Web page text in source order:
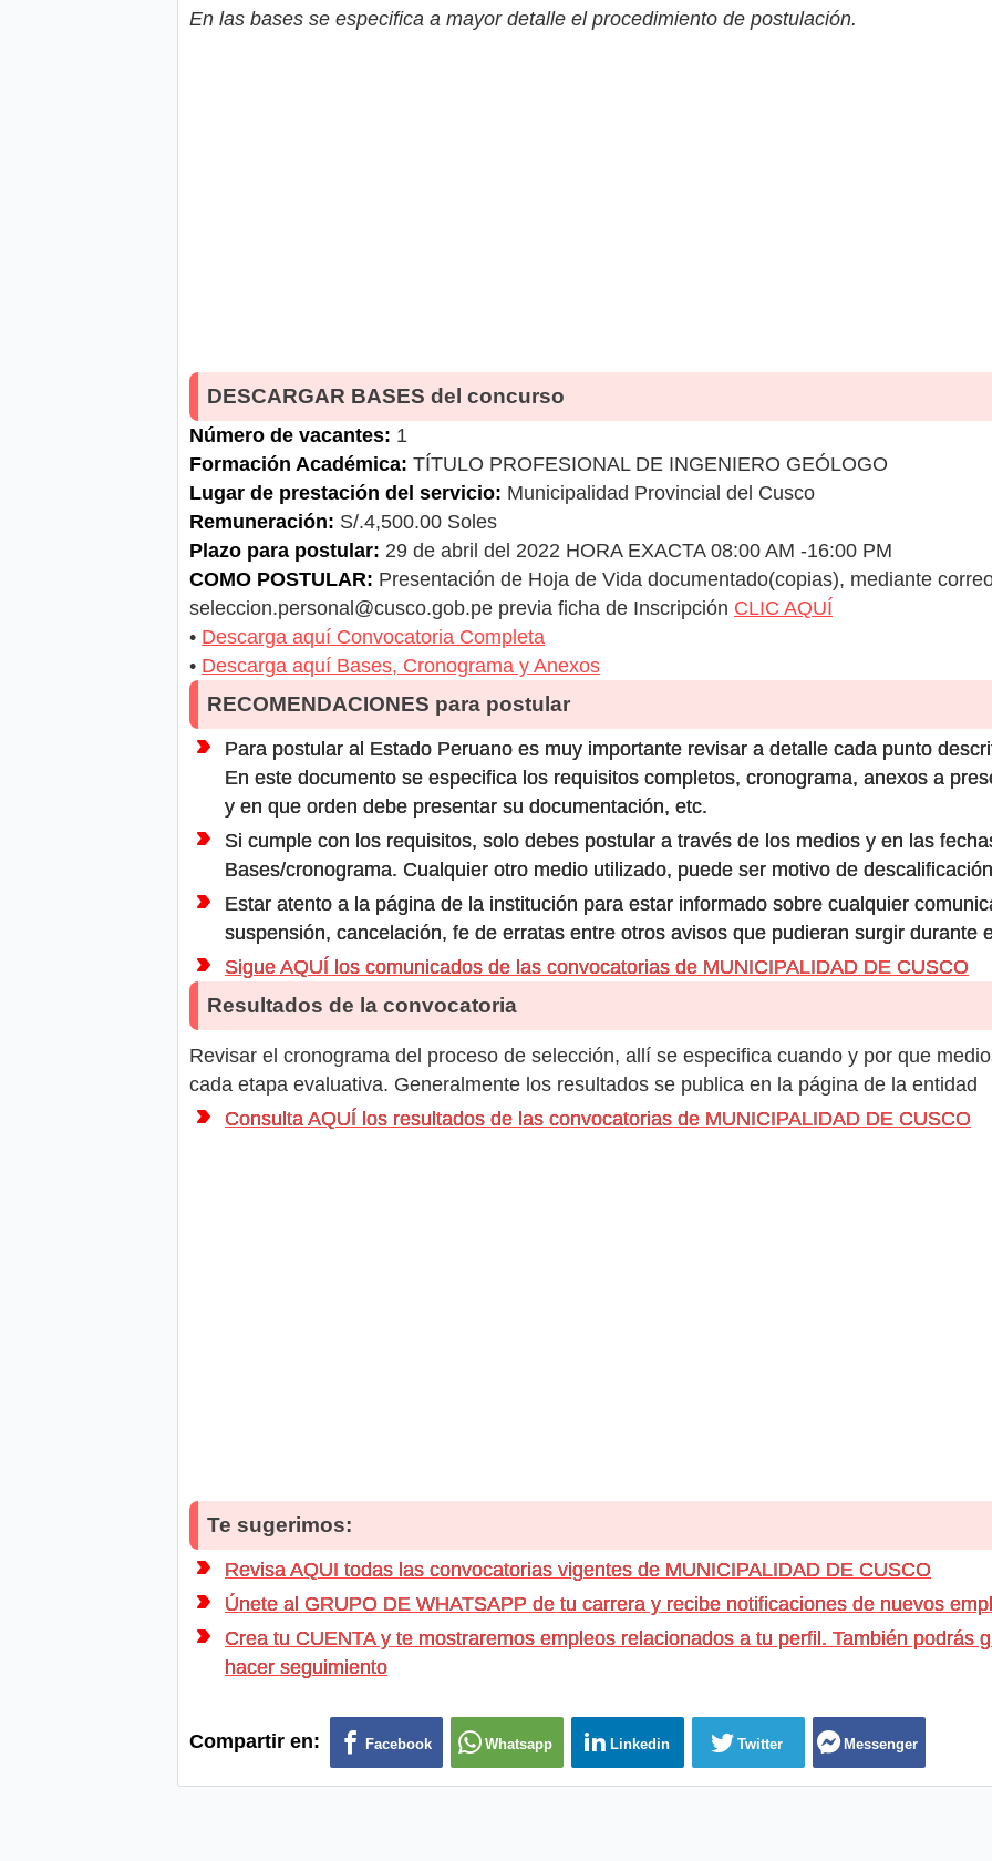
En las bases se especifica a mayor detalle el procedimiento de postulación.
DESCARGAR BASES del concurso
Número de vacantes: 1
Formación Académica: TÍTULO PROFESIONAL DE INGENIERO GEÓLOGO
Lugar de prestación del servicio: Municipalidad Provincial del Cusco
Remuneración: S/.4,500.00 Soles
Plazo para postular: 29 de abril del 2022 HORA EXACTA 08:00 AM -16:00 PM
COMO POSTULAR: Presentación de Hoja de Vida documentado(copias), mediante
seleccion.personal@cusco.gob.pe previa ficha de Inscripción CLIC AQUÍ
• Descarga aquí Convocatoria Completa
• Descarga aquí Bases, Cronograma y Anexos
RECOMENDACIONES para postular
Para postular al Estado Peruano es muy importante revisar a detalle cada punto
En este documento se especifica los requisitos completos, cronograma, anexos a
y en que orden debe presentar su documentación, etc.
Si cumple con los requisitos, solo debes postular a través de los medios y en las
Bases/cronograma. Cualquier otro medio utilizado, puede ser motivo de
Estar atento a la página de la institución para estar informado sobre cualquier
suspensión, cancelación, fe de erratas entre otros avisos que pudieran surgir durante
Sigue AQUÍ los comunicados de las convocatorias de MUNICIPALIDAD DE CUSCO
Resultados de la convocatoria
Revisar el cronograma del proceso de selección, allí se especifica cuando y por que
cada etapa evaluativa. Generalmente los resultados se publica en la página de la entidad
Consulta AQUÍ los resultados de las convocatorias de MUNICIPALIDAD DE CUSCO
Te sugerimos:
Revisa AQUI todas las convocatorias vigentes de MUNICIPALIDAD DE CUSCO
Únete al GRUPO DE WHATSAPP de tu carrera y recibe notificaciones de nuevos
Crea tu CUENTA y te mostraremos empleos relacionados a tu perfil. También podrás
hacer seguimiento
Compartir en: Facebook Whatsapp Linkedin Twitter Messenger